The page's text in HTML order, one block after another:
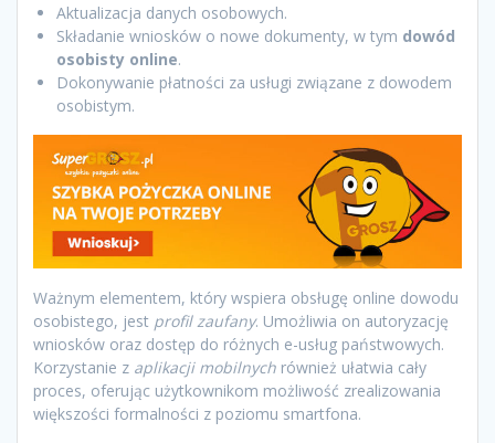
Aktualizacja danych osobowych.
Składanie wniosków o nowe dokumenty, w tym dowód
osobisty online.
Dokonywanie płatności za usługi związane z dowodem
osobistym.
Ważnym elementem, który wspiera obsługę online dowodu
osobistego, jest profil zaufany. Umożliwia on autoryzację
wniosków oraz dostęp do różnych e-usług państwowych.
Korzystanie z aplikacji mobilnych również ułatwia cały
proces, oferując użytkownikom możliwość zrealizowania
większości formalności z poziomu smartfona.